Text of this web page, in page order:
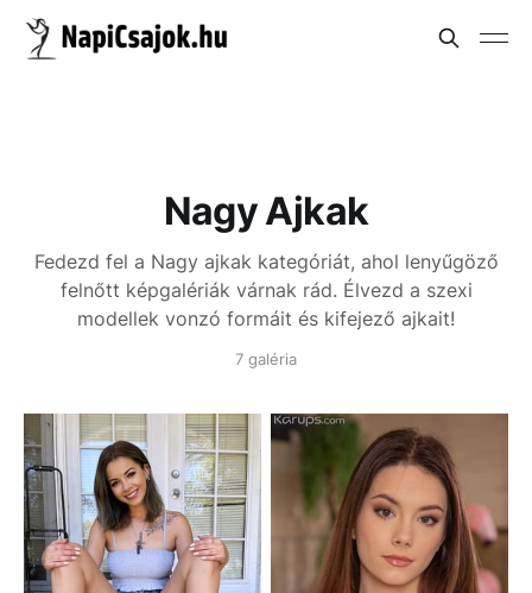
Nagy Ajkak
Fedezd fel a Nagy ajkak kategóriát, ahol lenyűgöző
felnőtt képgalériák várnak rád. Élvezd a szexi
modellek vonzó formáit és kifejező ajkait!
7 galéria